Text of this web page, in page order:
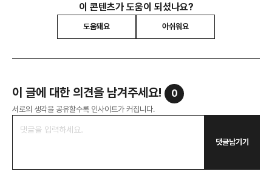
이 콘텐츠가 도움이 되셨나요?
도움돼요 아쉬워요
이 글에 대한 의견을 남겨주세요! 0
서로의 생각을 공유할수록 인사이트가 커집니다.
댓글남기기